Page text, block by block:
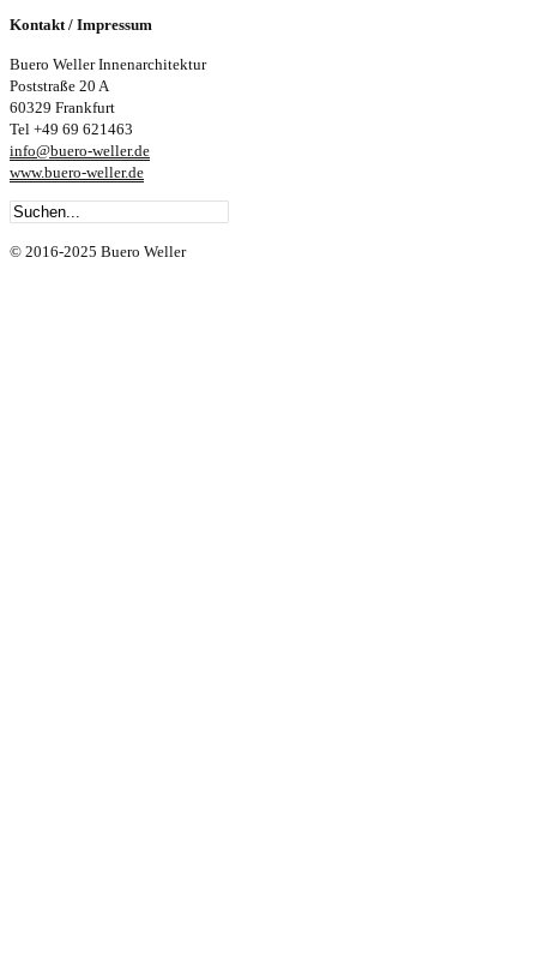
Kontakt / Impressum
Buero Weller Innenarchitektur
Poststraße 20 A
60329 Frankfurt
Tel +49 69 621463
info@buero-weller.de
www.buero-weller.de
© 2016-2025 Buero Weller